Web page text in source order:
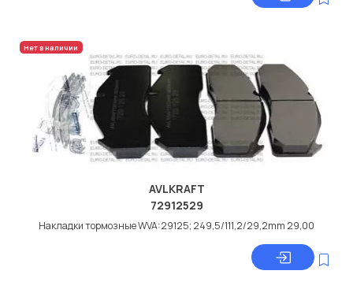
Нет в наличии
AVLKRAFT
72912529
Накладки тормозные WVA:29125; 249,5/111,2/29,2mm 29,00